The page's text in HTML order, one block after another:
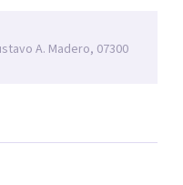
A. Madero, 07300